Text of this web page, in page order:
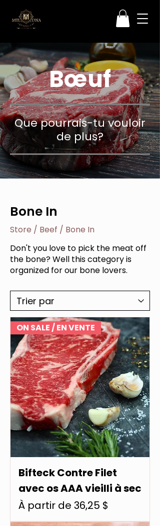
Bœuf
Que pourrais-tu vouloir
de plus?
Bone In
Store / Beef / Bone In
Don't you love to pick the meat off
the bone? Well this category is
organized for our bone lovers.
ON SALE / EN VENTE
Bifteck Contre Filet
avec os AAA vieilli à sec
À partir de 36,25 $
Prix promotionnel